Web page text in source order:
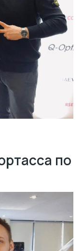
по